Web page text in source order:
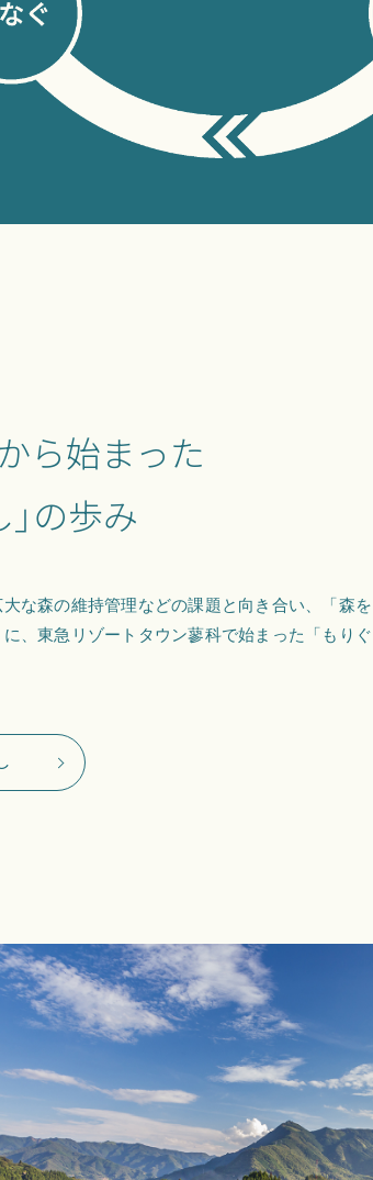
ら始まった
」の歩み
な森の維持管理などの課題と向き合い、「森
、東急リゾートタウン蓼科で始まった「もり